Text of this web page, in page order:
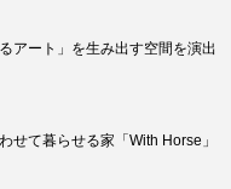
アート」を生み出す空間を演出
せて暮らせる家「With Horse」